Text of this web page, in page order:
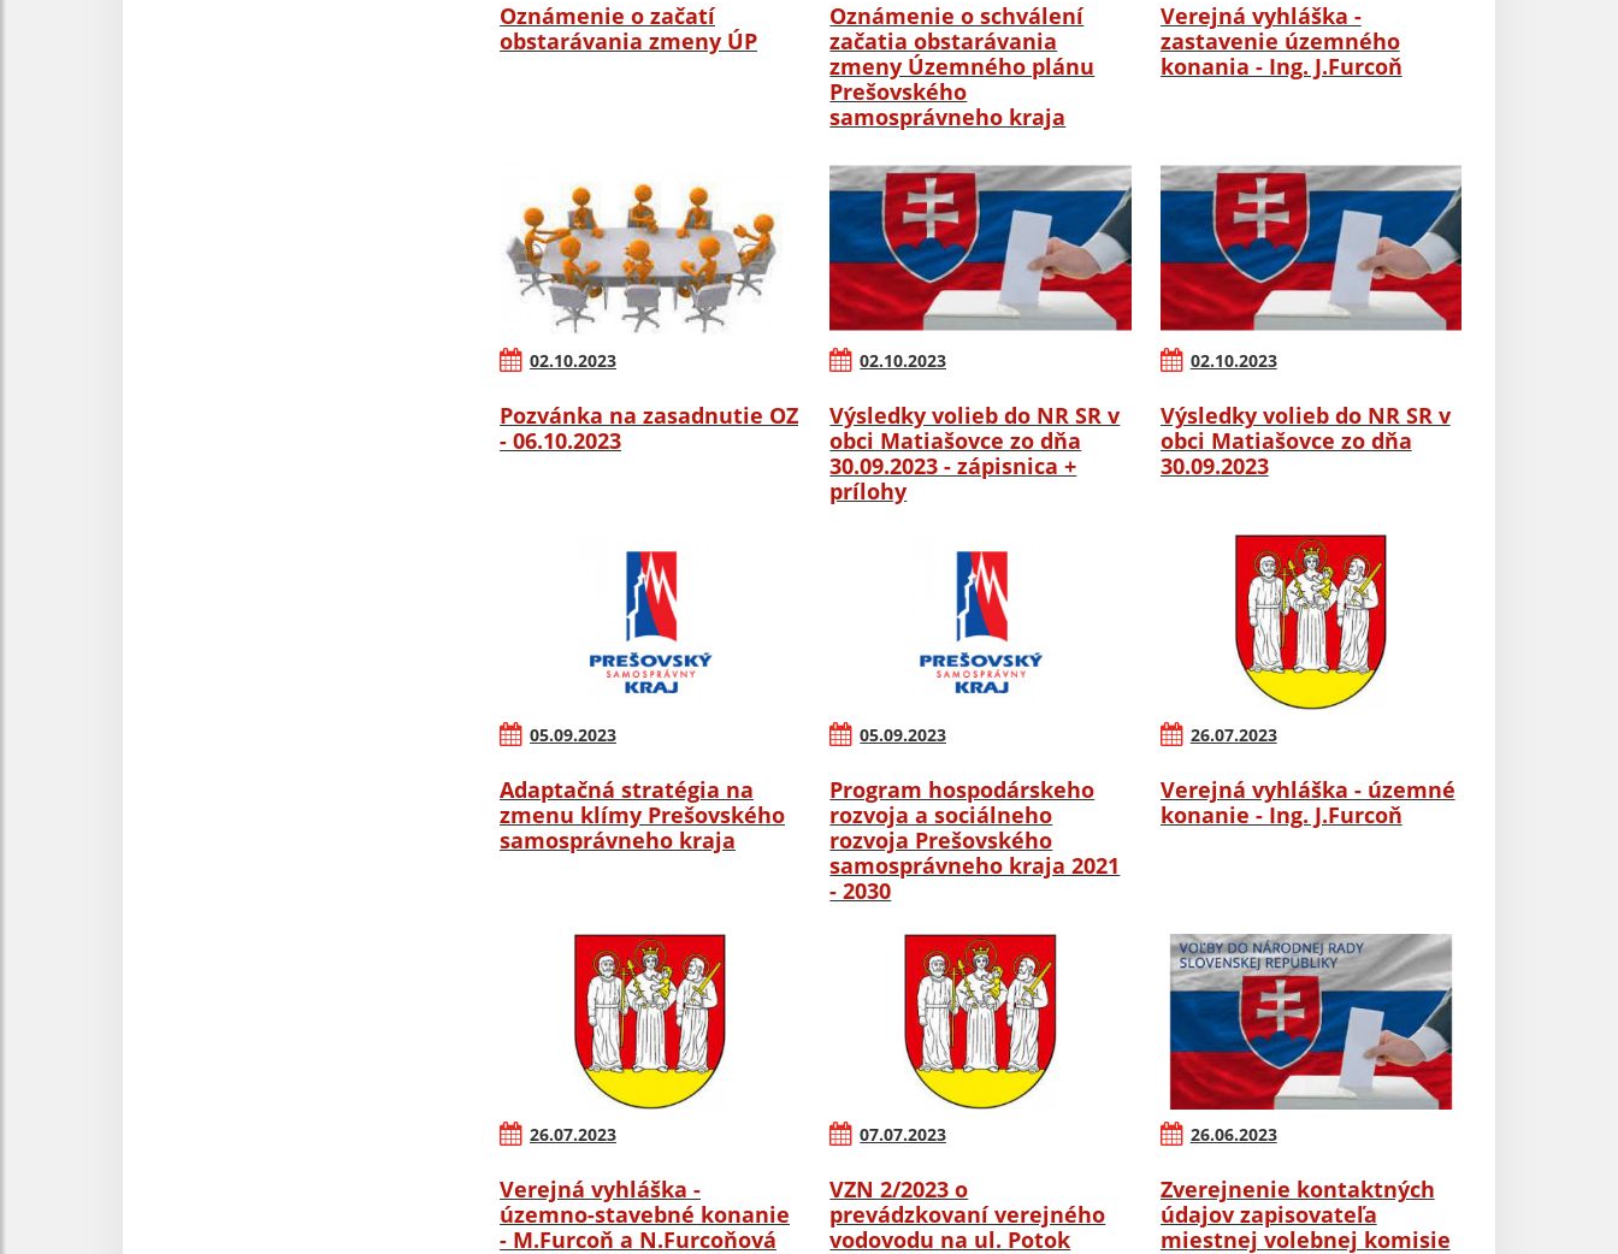
Oznámenie o začatí
obstarávania zmeny ÚP
Oznámenie o schválení
začatia obstarávania
zmeny Územného plánu
Prešovského
samosprávneho kraja
Verejná vyhláška -
zastavenie územného
konania - Ing. J.Furcoň
02.10.2023
Pozvánka na zasadnutie OZ
- 06.10.2023
02.10.2023
Výsledky volieb do NR SR v
obci Matiašovce zo dňa
30.09.2023 - zápisnica +
prílohy
02.10.2023
Výsledky volieb do NR SR v
obci Matiašovce zo dňa
30.09.2023
05.09.2023
Adaptačná stratégia na
zmenu klímy Prešovského
samosprávneho kraja
05.09.2023
Program hospodárskeho
rozvoja a sociálneho
rozvoja Prešovského
samosprávneho kraja 2021
- 2030
26.07.2023
Verejná vyhláška - územné
konanie - Ing. J.Furcoň
26.07.2023
Verejná vyhláška -
územno-stavebné konanie
- M.Furcoň a N.Furcoňová
07.07.2023
VZN 2/2023 o
prevádzkovaní verejného
vodovodu na ul. Potok
26.06.2023
Zverejnenie kontaktných
údajov zapisovateľa
miestnej volebnej komisie